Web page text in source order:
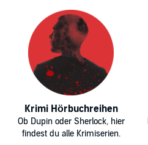
Krimi Hörbuchreihen
Ob Dupin oder Sherlock, hier
findest du alle Krimiserien.